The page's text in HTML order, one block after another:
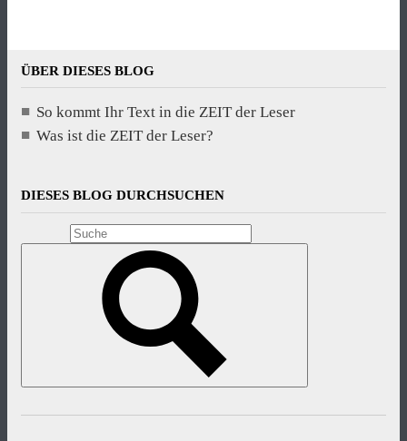
ÜBER DIESES BLOG
So kommt Ihr Text in die ZEIT der Leser
Was ist die ZEIT der Leser?
DIESES BLOG DURCHSUCHEN